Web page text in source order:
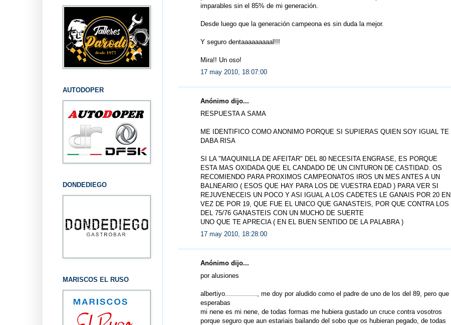
imparables sin el 85% de mi generación.
Desde luego que la generación campeona es sin duda la mejor.
Y seguro dentaaaaaaaaal!!!
Mira!! Un oso!
17 may 2010, 18:07:00
Anónimo dijo...
RESPUESTA A SAMA
ME IDENTIFICO COMO ANONIMO PORQUE SI SUPIERAS QUIEN SOY IGUAL TE
DABA RISA
SI LA "MAQUINILLA DE AFEITAR" DEL 80 NECESITA ENGRASE, ES PORQUE
ESTA MAS OXIDADA QUE EL CANDADO DE UN CINTURON DE CASTIDAD. OS
RECOMIENDO PARA PROXIMOS CAMPEONATOS IROS UN MES ANTES A UN
BALNEARIO ( ESOS QUE HAY PARA LOS DE VUESTRA EDAD ) PARA VER SI
REJUVENECEIS UN POCO Y ASI IGUAL A LOS CADETES LE GANAIS POR 20 EN
VEZ DE POR 19, QUE FUE EL UNICO QUE GANASTEIS, POR QUE CONTRA LOS
DEL 75/76 GANASTEIS CON UN MUCHO DE SUERTE
UNO QUE TE APRECIA ( EN EL BUEN SENTIDO DE LA PALABRA )
17 may 2010, 18:28:00
Anónimo dijo...
por alusiones
albertiyo................, me doy por aludido como el padre de uno de los del 89, pero que
esperabas
mi nene es mi nene, de todas formas me hubiera gustado un cruce contra vosotros
porque seguro que aun estariais bailando del sobo que os hubieran pegado, de todas
AUTODOPER
DONDEDIEGO
MARISCOS EL RUSO